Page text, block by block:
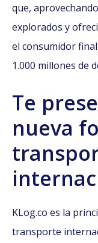
que,
explorados y
el consumidor
1.000 millones de
Te
nueva
KLog.co es la
transporte